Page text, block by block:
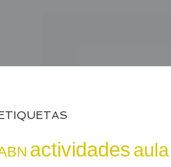
actividadesaula